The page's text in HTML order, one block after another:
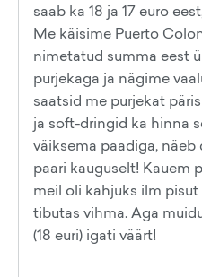
saab ka 18 ja 17 euro
Me käisime Puerto
nimetatud summa eest
purjekaga ja nägime
saatsid me purjekat
ja soft-dringid ka hinna
väiksema paadiga,
paari kauguselt! Kauem
meil oli kahjuks ilm
tibutas vihma. Aga
(18 euri) igati väärt!